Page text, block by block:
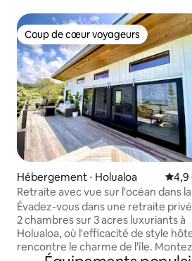
Coup de cœur voyageurs
Coup de cœur voyageurs
Hébergement ⋅ Holualoa
4,9
Retraite avec vue sur l'océan dans la
campagne de Kona
Évadez-vous dans une retraite
2 chambres sur 3 acres luxuriants à
Holualoa, où l'efficacité de style
rencontre le charme de l'île.